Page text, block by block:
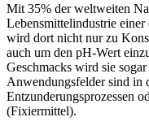
Mit 35% der weltweiten
Lebensmittelindustrie
wird dort nicht nur zu
auch um den pH-Wert
Geschmacks wird sie
Anwendungsfelder sind in
Entzunderungsprozessen
(Fixiermittel).